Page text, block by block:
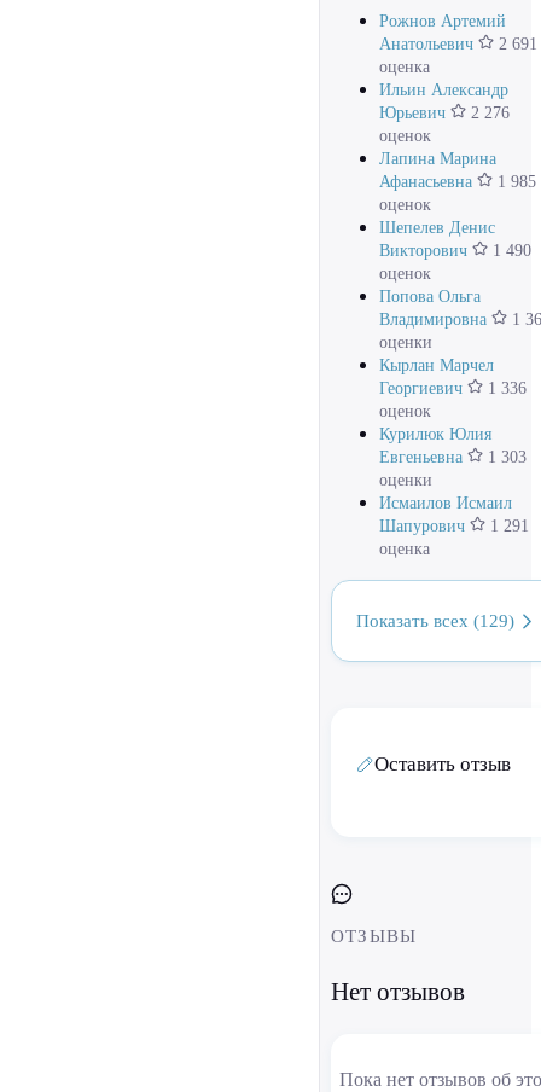
Рожнов Артемий
Анатольевич
2 691
оценка
Ильин Александр
Юрьевич
2 276
оценок
Лапина Марина
Афанасьевна
1 985
оценок
Шепелев Денис
Викторович
1 490
оценок
Попова Ольга
Владимировна
1
оценки
Кырлан Марчел
Георгиевич
1 336
оценок
Курилюк Юлия
Евгеньевна
1 303
оценки
Исмаилов Исмаил
Шапурович
1 291
оценка
Показать всех (129)
Оставить отзыв
ОТЗЫВЫ
Нет отзывов
Пока нет отзывов об